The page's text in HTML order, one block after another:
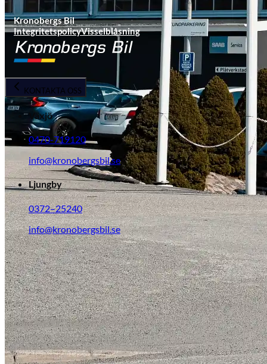
Kronobergs Bil
IntegritetspolicyVisselblåsning
KONTAKTA OSS
Växjö
0470-719120
info@kronobergsbil.se
Ljungby
0372–25240
info@kronobergsbil.se